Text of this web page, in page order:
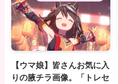
【ウマ娘】皆さんお気に入
りの腋チラ画像。「トレセ